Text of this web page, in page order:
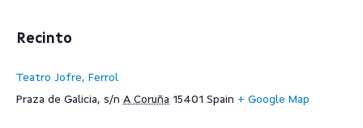
Recinto
Teatro Jofre, Ferrol
Praza de Galicia, s/n A Coruña 15401 Spain + Google Map